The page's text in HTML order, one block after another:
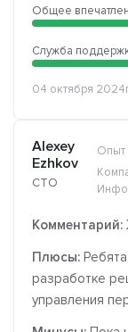
Общее
Служба
04 октября
Alexey
Ezhkov
CTO
Опыт
Комментарий:
Плюсы:
разработке
управления